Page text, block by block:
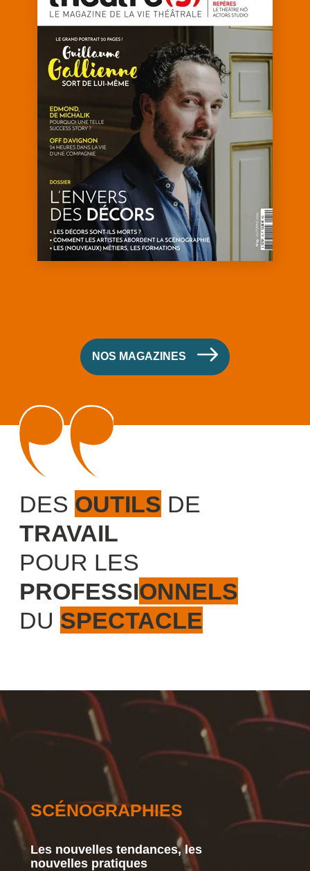
NOS MAGAZINES
DES OUTILS DE
TRAVAIL
POUR LES
PROFESSIONNELS
DU SPECTACLE
SCÉNOGRAPHIES
Les nouvelles tendances, les
nouvelles pratiques